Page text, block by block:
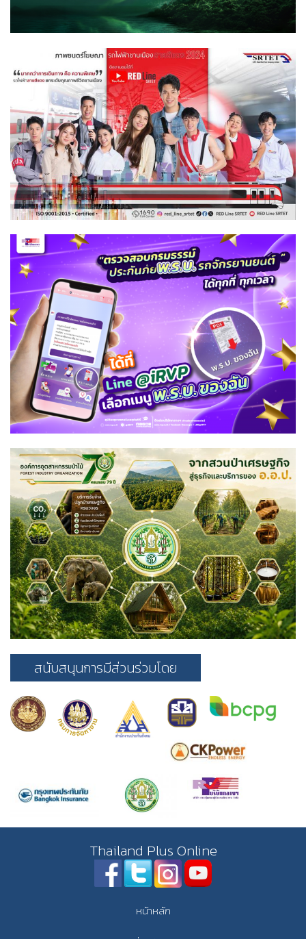
สนับสนุนการมีส่วนร่วมโดย
Thailand Plus Online
หน้าหลัก